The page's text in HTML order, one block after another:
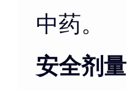
中药。
安全剂量